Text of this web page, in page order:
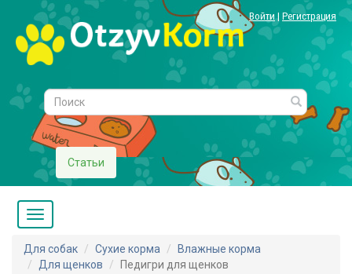
Войти| Регистрация
Статьи
Для собак Сухие корма
Влажные корма
Для щенков
Педигри для щенков